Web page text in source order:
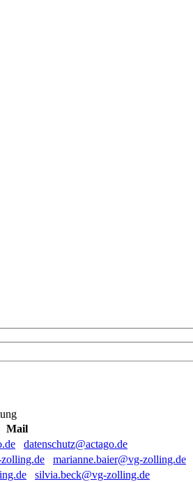
Mail
datenschutz@actago.de
marianne.baier@vg-zolling.de
silvia.beck@vg-zolling.de